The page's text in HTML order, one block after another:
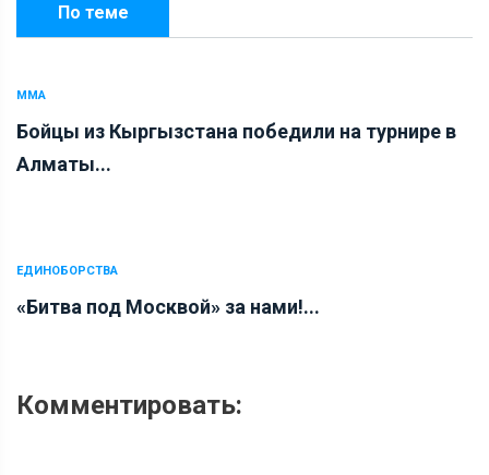
По теме
ММА
Бойцы из Кыргызстана победили на турнире в
Алматы...
ЕДИНОБОРСТВА
«Битва под Москвой» за нами!...
Комментировать: